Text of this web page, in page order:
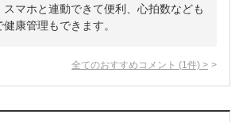
スマホと連動できて便利、心拍数なども
康管理もできます。
全てのおすすめコメント (1 件) >